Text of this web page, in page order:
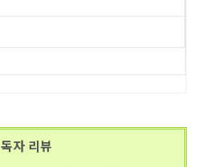
독자 리뷰